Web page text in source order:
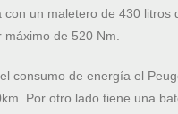
un maletero de 430 litros
de 520 Nm.
consumo de energía el
Por otro lado tiene una